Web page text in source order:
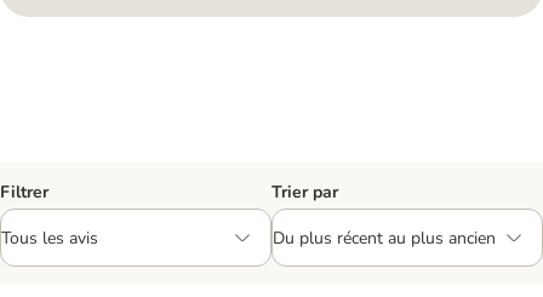
Filtrer Trier par